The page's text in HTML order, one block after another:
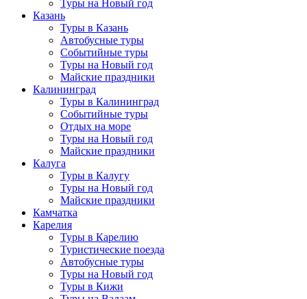
Туры на Новый год
Казань
Туры в Казань
Автобусные туры
Событийные туры
Туры на Новый год
Майские праздники
Калининград
Туры в Калининград
Событийные туры
Отдых на море
Туры на Новый год
Майские праздники
Калуга
Туры в Калугу
Туры на Новый год
Майские праздники
Камчатка
Карелия
Туры в Карелию
Туристические поезда
Автобусные туры
Туры на Новый год
Туры в Кижи